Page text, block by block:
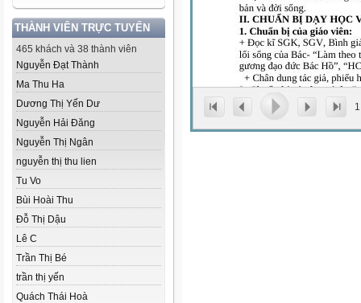
THÀNH VIÊN TRỰC TUYẾN
465 khách và 38 thành viên
Nguyễn Đạt Thành
Ma Thu Ha
Dương Thị Yến Dư
Nguyễn Hải Đăng
Nguyễn Thị Ngân
nguyễn thị thu lien
Tu Vo
Bùi Hoài Thu
Đỗ Thị Dậu
Lê C
Trần Thị Bé
trần thị yến
Quách Thái Hoà
1